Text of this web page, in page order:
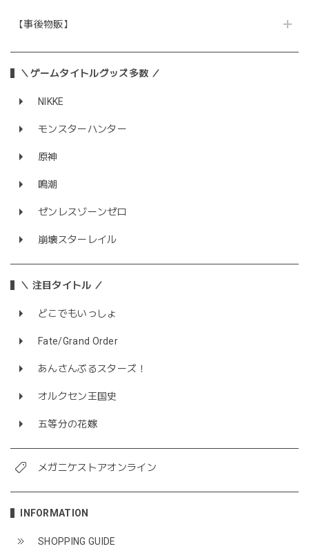
【事後物販】
＼ゲームタイトルグッズ多数 ／
NIKKE
モンスターハンター
原神
鳴潮
ゼンレスゾーンゼロ
崩壊スターレイル
＼ 注目タイトル ／
どこでもいっしょ
Fate/Grand Order
あんさんぶるスターズ！
オルクセン王国史
五等分の花嫁
メガニケストアオンライン
INFORMATION
SHOPPING GUIDE